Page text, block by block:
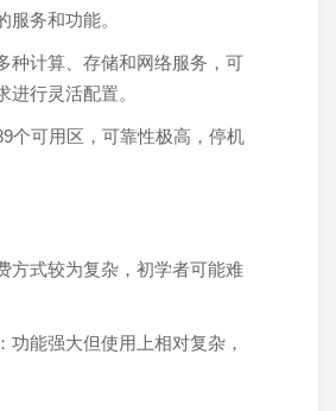
服务和功能。
种计算、存储和网络服务，可
进行灵活配置。
个可用区，可靠性极高，停机
方式较为复杂，初学者可能难
：功能强大但使用上相对复杂，